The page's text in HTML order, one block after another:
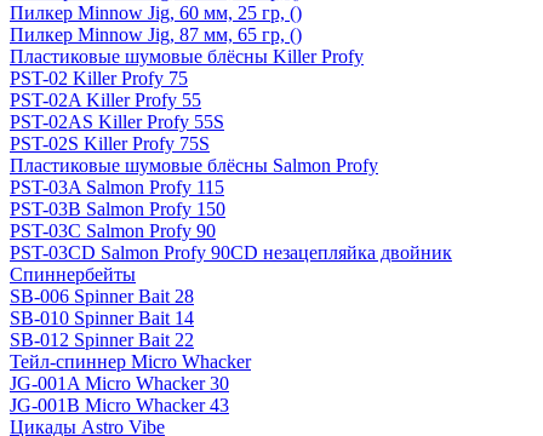
Пилкер Minnow Jig, 60 мм, 25 гр, ()
Пилкер Minnow Jig, 87 мм, 65 гр, ()
Пластиковые шумовые блёсны Killer Profy
PST-02 Killer Profy 75
PST-02A Killer Profy 55
PST-02AS Killer Profy 55S
PST-02S Killer Profy 75S
Пластиковые шумовые блёсны Salmon Profy
PST-03A Salmon Profy 115
PST-03B Salmon Profy 150
PST-03C Salmon Profy 90
PST-03CD Salmon Profy 90CD незацепляйка двойник
Спиннербейты
SB-006 Spinner Bait 28
SB-010 Spinner Bait 14
SB-012 Spinner Bait 22
Тейл-спиннер Micro Whacker
JG-001A Micro Whacker 30
JG-001B Micro Whacker 43
Цикады Astro Vibe